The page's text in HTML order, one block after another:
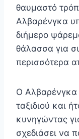
θαυμαστό
Αλβαρένγκα
διήμερο
θάλασσα για
περισσότερα
Ο Αλβαρένγκα
ταξιδιού και
κυνηγώντας
σχεδιάσει να